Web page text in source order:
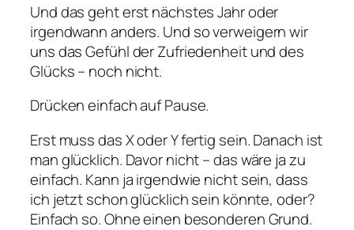
Und das geht erst nächstes Jahr oder
irgendwann anders. Und so verweigern wir
uns das Gefühl der Zufriedenheit und des
Glücks – noch nicht.
Drücken einfach auf Pause.
Erst muss das X oder Y fertig sein. Danach ist
man glücklich. Davor nicht – das wäre ja zu
einfach. Kann ja irgendwie nicht sein, dass
ich jetzt schon glücklich sein könnte, oder?
Einfach so. Ohne einen besonderen Grund.